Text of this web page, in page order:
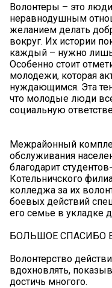
Волонтеры – это
неравнодушным
желанием делать
вокруг. Их истории
каждый – нужно
Особенно стоит
молодежи, которая
нуждающимся. Эта
что молодые люди
социальную
Межрайонный
обслуживания
благодарит
Котельничского
колледжа за их
боевых действий
его семье в укладке
БОЛЬШОЕ СПАСИБО
Волонтерство
вдохновлять,
достичь многого.